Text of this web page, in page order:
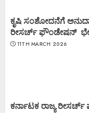
ಕೃಷಿ ಸಂಶೋದನೆಗೆ
ರೀಸರ್ಚ್ ಫೌಂಡೇಷನ್
11TH MARCH 2026
ಕರ್ನಾಟಕ ರಾಜ್ಯ